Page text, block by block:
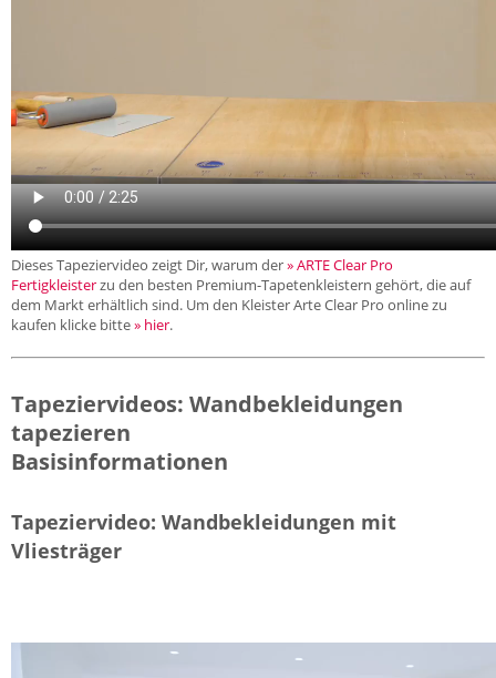
Dieses Tapeziervideo zeigt Dir, warum der» ARTE Clear Pro
Fertigkleisterzu den besten Premium-Tapetenkleistern gehört, die auf
dem Markt erhältlich sind. Um den Kleister Arte Clear Pro online zu
kaufen klicke bitte» hier.
Tapeziervideos: Wandbekleidungen
tapezieren
Basisinformationen
Tapeziervideo: Wandbekleidungen mit
Vliesträger